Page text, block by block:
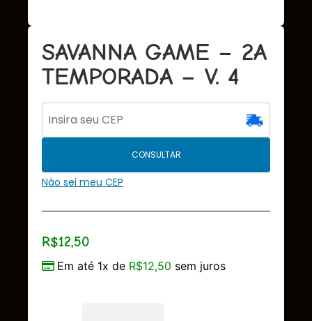
SAVANNA GAME – 2A
TEMPORADA – V. 4
CONSULTAR
Não sei meu CEP
R$12,50
Em até 1x de R$12,50 sem juros